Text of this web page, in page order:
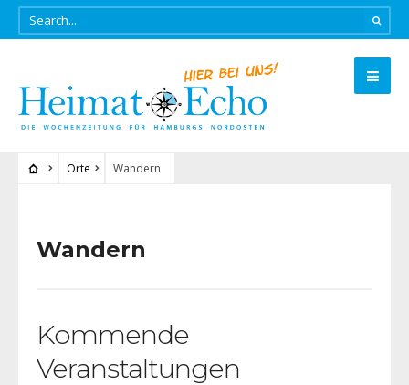
Orte Wandern
Wandern
Kommende
Veranstaltungen